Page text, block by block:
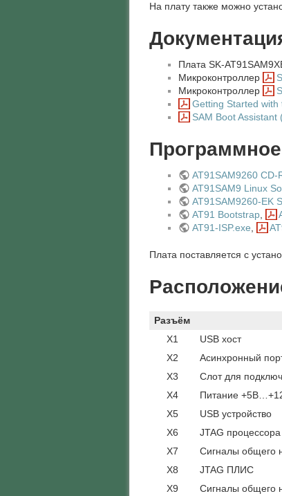
На плату также можно
Плата SK-
Микроконтроллер
Микроконтроллер
Getting Started with
SAM Boot Assistant
AT91SAM9260 CD-
AT91SAM9 Linux
AT91SAM9260-EK
AT91 Bootstrap,
AT91-ISP.exe,
Плата поставляется с
Разъём
X1
USB хост
X2
Асинхронный
X3
Слот для
X4
Питание
X5
USB устройство
X6
JTAG процессора
X7
Сигналы общего
X8
JTAG ПЛИС
X9
Сигналы общего